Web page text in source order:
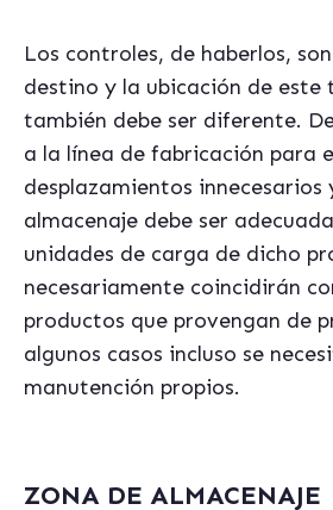
Los controles, de haberlos,
destino y la ubicación de este
también debe ser diferente.
a la línea de fabricación para
desplazamientos innecesarios
almacenaje debe ser
unidades de carga de dicho
necesariamente coincidirán
productos que provengan de
algunos casos incluso se
manutención propios.
ZONA DE ALMACENAJE